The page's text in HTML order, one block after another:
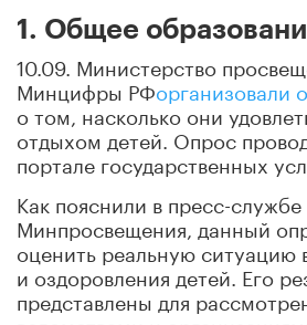
1. Общее
10.09. Министерство
Минцифры РФорганизовали
о том, насколько они
отдыхом детей. Опрос
портале государственных
Как пояснили в пресс-службе
Минпросвещения, данный
оценить реальную ситуацию
и оздоровления детей. Его
представлены для